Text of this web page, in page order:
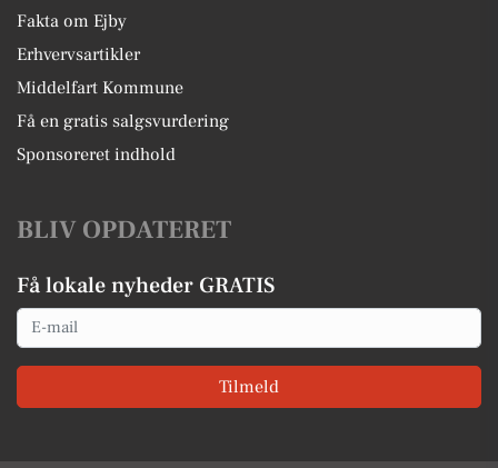
Fakta om Ejby
Erhvervsartikler
Middelfart Kommune
Få en gratis salgsvurdering
Sponsoreret indhold
BLIV OPDATERET
Få lokale nyheder GRATIS
Email
Tilmeld